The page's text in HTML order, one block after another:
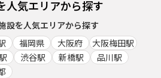
人気エリアから探す
設を人気エリアから探す
福岡県 大阪府
大阪梅田駅
渋谷駅 新橋駅
品川駅